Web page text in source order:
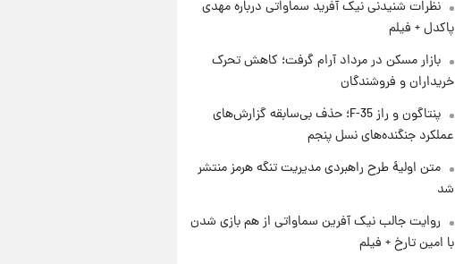
نظرات شنیدنی نیک آفرید سماواتی درباره مهدی
پاکدل + فیلم
بازار مسکن در مرداد آرام گرفت؛ کاهش تحرک
خریداران و فروشندگان
پنتاگون و راز F-35؛ حذف بی‌سابقه گزارش‌های
عملکرد جنگنده‌های نسل پنجم
متن اولیۀ طرح راهبردی مدیریت تنگه هرمز منتشر
شد
روایت جالب نیک آفرین سماواتی از هم بازی شدن
با امین تارخ + فیلم